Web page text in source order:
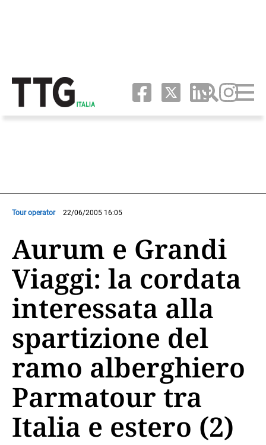
Tour operator 22/06/2005 16:05
Aurum e Grandi
Viaggi: la cordata
interessata alla
spartizione del
ramo alberghiero
Parmatour tra
Italia e estero (2)